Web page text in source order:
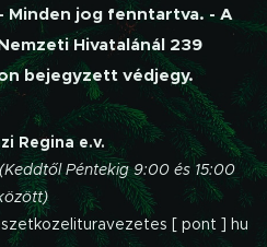
Minden jog fenntartva. - A
Hivatalánál 239
bejegyzett védjegy.
Regina e.v.
(Keddtől Péntekig 9:00 és 15:00
[ pont ] hu